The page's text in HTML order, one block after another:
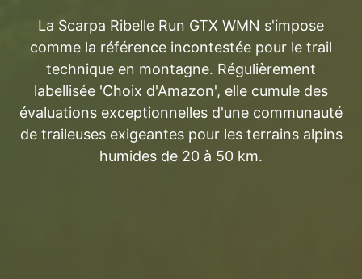
La Scarpa Ribelle Run GTX WMN s'impose
comme la référence incontestée pour le trail
technique en montagne. Régulièrement
labellisée 'Choix d'Amazon', elle cumule des
évaluations exceptionnelles d'une communauté
de traileuses exigeantes pour les terrains alpins
humides de 20 à 50 km.